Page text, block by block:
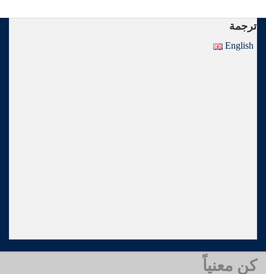
ترجمة
English
كن معنياً